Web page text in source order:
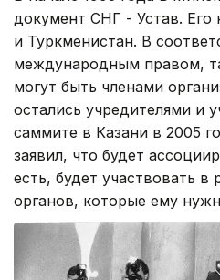
документ СНГ - Устав. Его
и Туркменистан. В
международным правом,
могут быть членами
остались учредителями и
саммите в Казани в 2005
заявил, что будет
есть, будет участвовать в
органов, которые ему